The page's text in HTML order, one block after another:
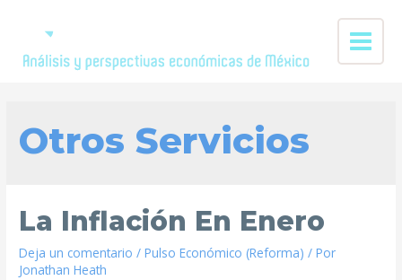
Otros Servicios
La Inflación En Enero
Deja un comentario /Pulso Económico (Reforma) / Por
Jonathan Heath